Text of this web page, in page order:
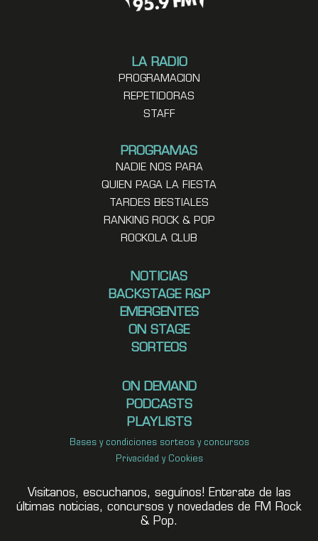
LA RADIO
PROGRAMACION
REPETIDORAS
STAFF
PROGRAMAS
NADIE NOS PARA
QUIEN PAGA LA FIESTA
TARDES BESTIALES
RANKING ROCK & POP
ROCKOLA CLUB
NOTICIAS
BACKSTAGE R&P
EMERGENTES
ON STAGE
SORTEOS
ON DEMAND
PODCASTS
PLAYLISTS
Bases y condiciones sorteos y concursos
Privacidad y Cookies
Visitanos, escuchanos, seguínos! Enterate de las
últimas noticias, concursos y novedades de FM Rock
& Pop.